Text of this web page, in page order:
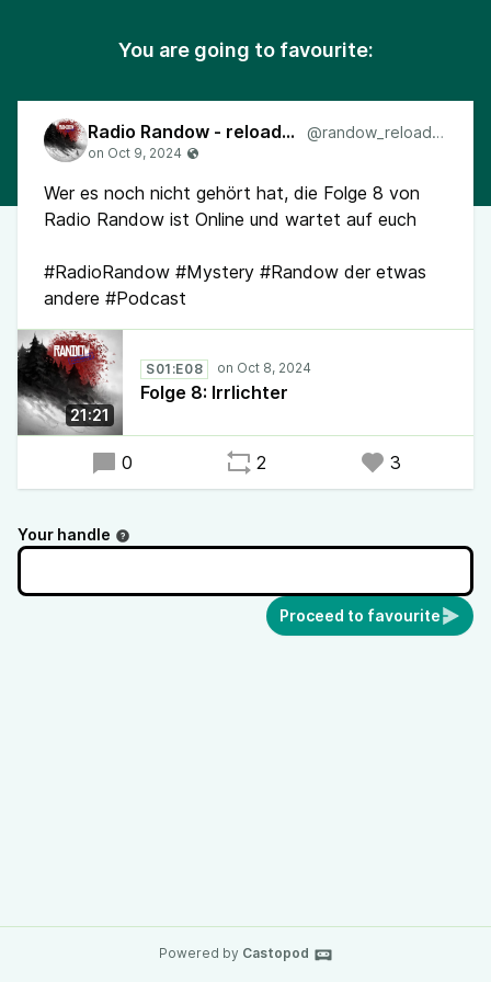
You are going to favourite:
Radio Randow - reloaded @randow_reloaded
Wer es noch nicht gehört hat, die Folge 8 von
Radio Randow ist Online und wartet auf euch
#RadioRandow #Mystery #Randow der etwas
andere #Podcast
21:21
S01:E08
Folge 8: Irrlichter
0 2 3
Your handle
Proceed to favourite
Powered by Castopod